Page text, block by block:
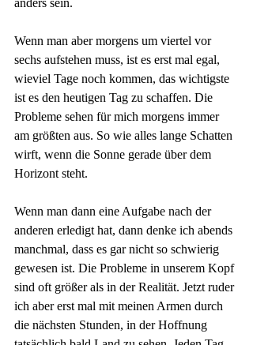
anders sein.
Wenn man aber morgens um viertel vor
sechs aufstehen muss, ist es erst mal egal,
wieviel Tage noch kommen, das wichtigste
ist es den heutigen Tag zu schaffen. Die
Probleme sehen für mich morgens immer
am größten aus. So wie alles lange Schatten
wirft, wenn die Sonne gerade über dem
Horizont steht.
Wenn man dann eine Aufgabe nach der
anderen erledigt hat, dann denke ich abends
manchmal, dass es gar nicht so schwierig
gewesen ist. Die Probleme in unserem Kopf
sind oft größer als in der Realität. Jetzt ruder
ich aber erst mal mit meinen Armen durch
die nächsten Stunden, in der Hoffnung